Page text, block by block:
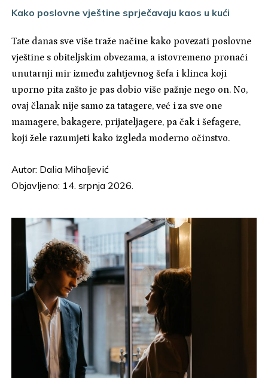
Kako poslovne vještine sprječavaju kaos u kući
Tate danas sve više traže načine kako povezati poslovne
vještine s obiteljskim obvezama, a istovremeno pronaći
unutarnji mir između zahtjevnog šefa i klinca koji
uporno pita zašto je pas dobio više pažnje nego on. No,
ovaj članak nije samo za tatagere, već i za sve one
mamagere, bakagere, prijateljagere, pa čak i šefagere,
koji žele razumjeti kako izgleda moderno očinstvo.
Autor: Dalia Mihaljević
Objavljeno: 14. srpnja 2026.